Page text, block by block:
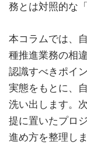
務とは対照的な
本コラムでは、
種推進業務の相
認識すべきポイ
実態をもとに、
洗い出します。
提に置いたプロ
進め方を整理し